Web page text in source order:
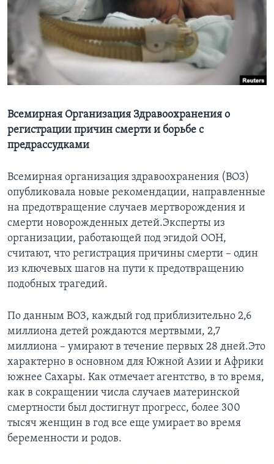
Learning English
СОЦИАЛЬНЫЕ СЕТИ
Языки
Всемирная Организация Здравоохранения о
регистрации причин смерти и борьбе с
предрассудками
Всемирная организация здравоохранения (ВОЗ)
опубликовала новые рекомендации, направленные
на предотвращение случаев мертворождения и
смерти новорожденных детей.Эксперты из
организации, работающей под эгидой ООН,
считают, что регистрация причины смерти – один
из ключевых шагов на пути к предотвращению
подобных трагедий.
По данным ВОЗ, каждый год приблизительно 2,6
миллиона детей рождаются мертвыми, 2,7
миллиона – умирают в течение первых 28 дней.Это
характерно в основном для Южной Азии и Африки
южнее Сахары. Как отмечает агентство, в то время,
как в сокращении числа случаев материнской
смертности был достигнут прогресс, более 300
тысяч женщин в год все еще умирает во время
беременности и родов.